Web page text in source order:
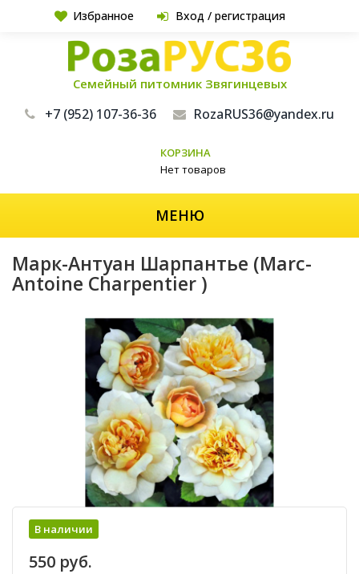
Избранное Вход / регистрация
Семейный питомник Звягинцевых
+7 (952) 107-36-36 RozaRUS36@yandex.ru
КОРЗИНА
Нет товаров
МЕНЮ
Марк-Антуан Шарпантье (Marc-
Antoine Charpentier )
В наличии
550 руб.